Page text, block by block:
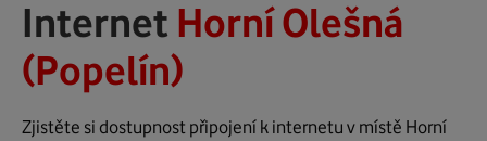
Internet Horní Olešná
(Popelín)
Zjistěte si dostupnost připojení k internetu v místě Horní